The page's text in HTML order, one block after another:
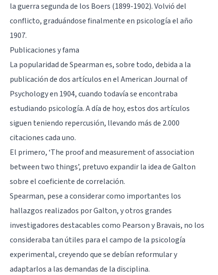
la guerra segunda de los Boers (1899-1902). Volvió del
conflicto, graduándose finalmente en psicología el año
1907.
Publicaciones y fama
La popularidad de Spearman es, sobre todo, debida a la
publicación de dos artículos en el American Journal of
Psychology en 1904, cuando todavía se encontraba
estudiando psicología. A día de hoy, estos dos artículos
siguen teniendo repercusión, llevando más de 2.000
citaciones cada uno.
El primero, ‘The proof and measurement of association
between two things’, pretuvo expandir la idea de Galton
sobre el coeficiente de correlación.
Spearman, pese a considerar como importantes los
hallazgos realizados porGalton, y otros grandes
investigadores destacables como Pearson y Bravais, no los
consideraba tan útiles para el campo de la psicología
experimental, creyendo que se debían reformular y
adaptarlos a las demandas de la disciplina.